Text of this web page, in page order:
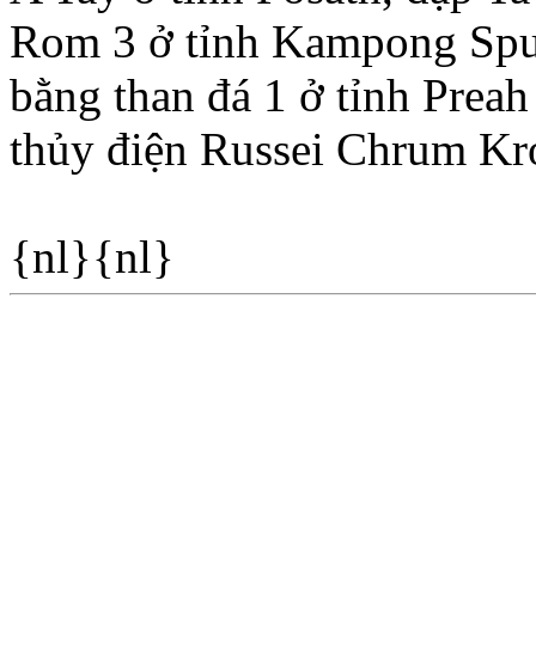
Rom 3 ở tỉnh Kampong
bằng than đá 1 ở tỉnh
thủy điện Russei Chrum
{nl}{nl}